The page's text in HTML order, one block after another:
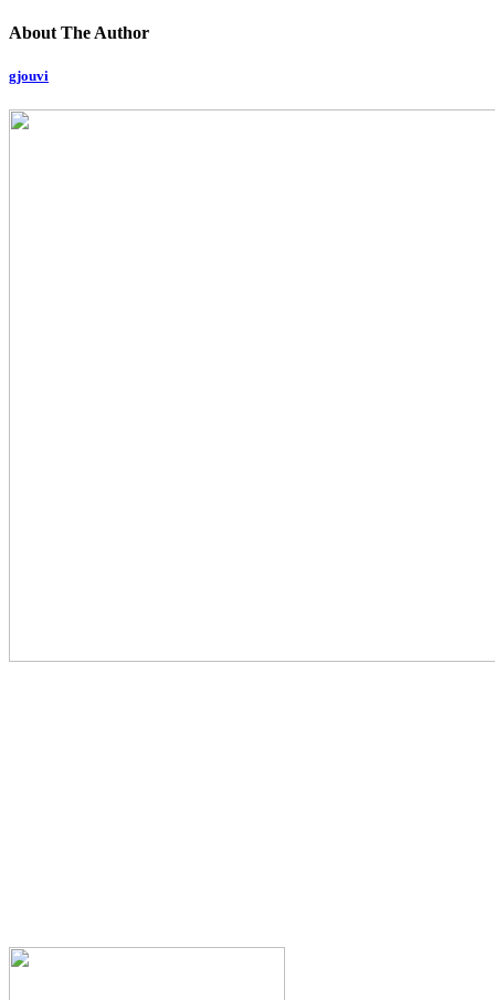
About The Author
gjouvi